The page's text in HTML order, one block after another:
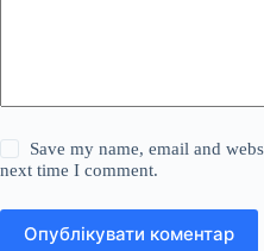
Save my name, email and
next time I comment.
Опублікувати коментар